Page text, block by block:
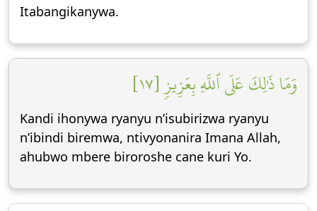
Itabangikanywa.
وَمَا ذَٰلِكَ عَلَى ٱللَّهِ بِعَزِيزٖ [١٧]
Kandi ihonywa ryanyu n’isubirizwa ryanyu
n’ibindi biremwa, ntivyonanira Imana Allah,
ahubwo mbere biroroshe cane kuri Yo.